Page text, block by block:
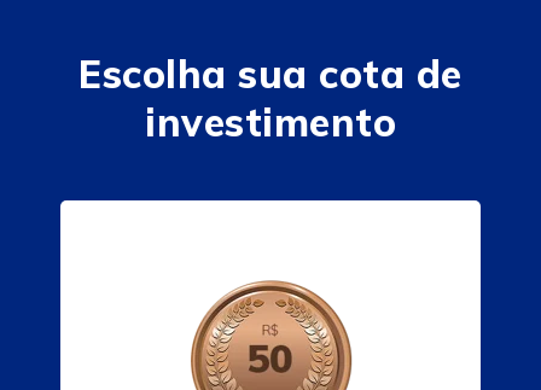
Escolha sua cota de
investimento